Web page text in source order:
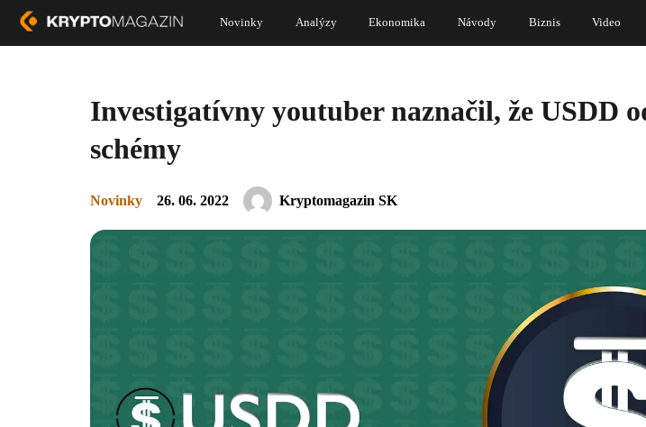
Novinky Analýzy Ekonomika Návody Biznis Video
Investigatívny youtuber naznačil, že USDD
schémy
Novinky 26. 06. 2022 Kryptomagazin SK